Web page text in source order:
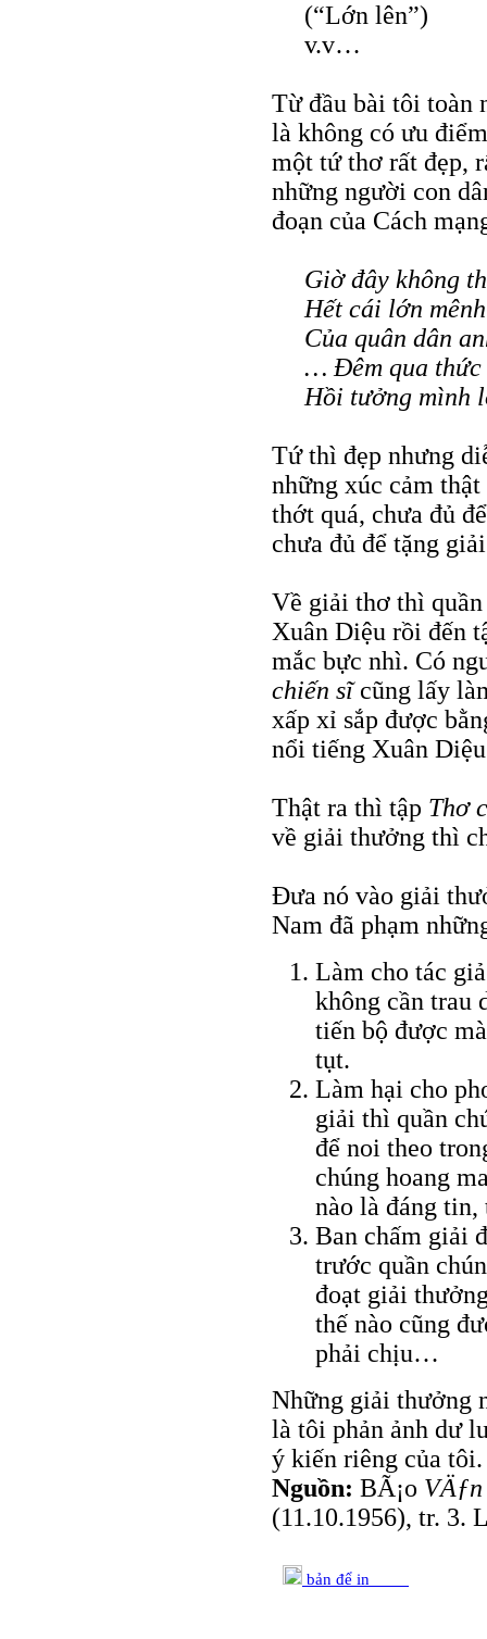
(“Lớn lên”)
v.v…
Từ đầu bài tôi toàn
là không có ưu
một tứ thơ rất đẹp,
những người con
đoạn của Cách
Giờ đây không
Hết cái lớn
Của quân dân
… Đêm qua thức
Hồi tưởng mình
Tứ thì đẹp nhưng
những xúc cảm
thớt quá, chưa đủ
chưa đủ để tặng
Về giải thơ thì
Xuân Diệu rồi đến
mắc bực nhì. Có
chiến sĩcũng lấy
xấp xỉ sắp được
nổi tiếng Xuân
Thật ra thì tập Thơ
về giải thưởng thì
Đưa nó vào giải
Nam đã phạm
Làm cho tác
không cần trau
tiến bộ được
tụt.
Làm hại cho
giải thì quần
để noi theo
chúng hoang
nào là đáng tin,
Ban chấm giải
trước quần
đoạt giải
thế nào cũng
phải chịu…
Những giải thưởng
là tôi phản ảnh dư
ý kiến riêng của tôi.
Nguồn: BÃ¡o
(11.10.1956), tr. 3.
bản để in